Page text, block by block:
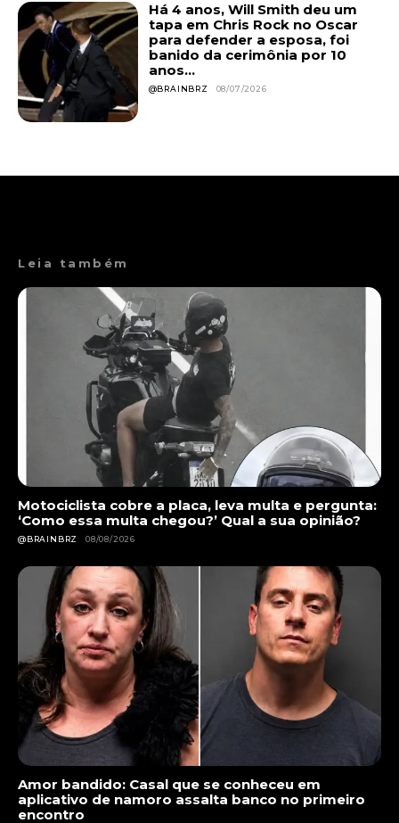
Há 4 anos, Will Smith deu um
tapa em Chris Rock no Oscar
para defender a esposa, foi
banido da cerimônia por 10
anos...
@BRAINBRZ 08/07/2026
Leia também
Motociclista cobre a placa, leva multa e pergunta:
‘Como essa multa chegou?’ Qual a sua opinião?
@BRAINBRZ 08/08/2026
Amor bandido: Casal que se conheceu em
aplicativo de namoro assalta banco no primeiro
encontro